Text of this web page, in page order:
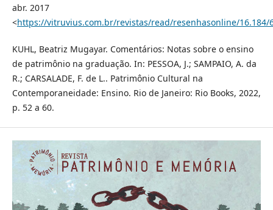
abr. 2017
<https://vitruvius.com.br/revistas/read/resenhasonline/16.184/
KUHL, Beatriz Mugayar. Comentários: Notas sobre o ensino
de patrimônio na graduação. In: PESSOA, J.; SAMPAIO, A. da
R.; CARSALADE, F. de L.. Patrimônio Cultural na
Contemporaneidade: Ensino. Rio de Janeiro: Rio Books, 2022,
p. 52 a 60.